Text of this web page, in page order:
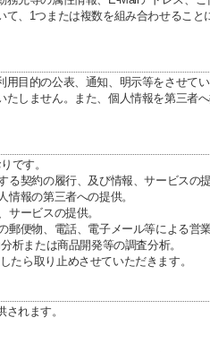
、1つまたは複数を組み合わせること
目的の公表、通知、明示等をさせて
しません。また、個人情報を第三者
です。
る契約の履行、及び情報、サービスの提
情報の第三者への提供。
サービスの提供。
郵便物、電話、電子メール等による営
析または商品開発等の調査分析。
たら取り止めさせていただきます。
れます。